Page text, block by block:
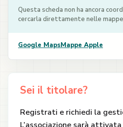
Questa scheda non ha ancora
cercarla direttamente nelle
Google MapsMappe Apple
Sei il titolare?
Registrati e richiedi la